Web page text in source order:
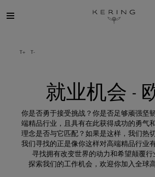
业
机
可持续发展
FINANCE
就业机会 -
你是否勇于接受挑战？你是否足够顽强坚
端精品行业，且具有在此获得成功的勇气
理念是否与它匹配？如果是这样，我们热
我们寻找的正是像你这样对高端精品行业
寻找拥有改变世界的动力和希望颠覆行
探索我们的工作机会，欢迎你加入全球